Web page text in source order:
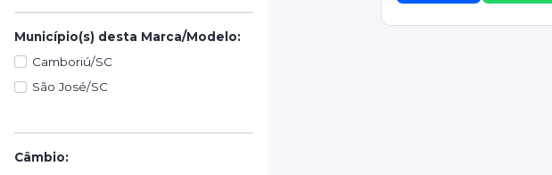
Município(s) desta Marca/Modelo:
Camboriú/SC
São José/SC
Câmbio: